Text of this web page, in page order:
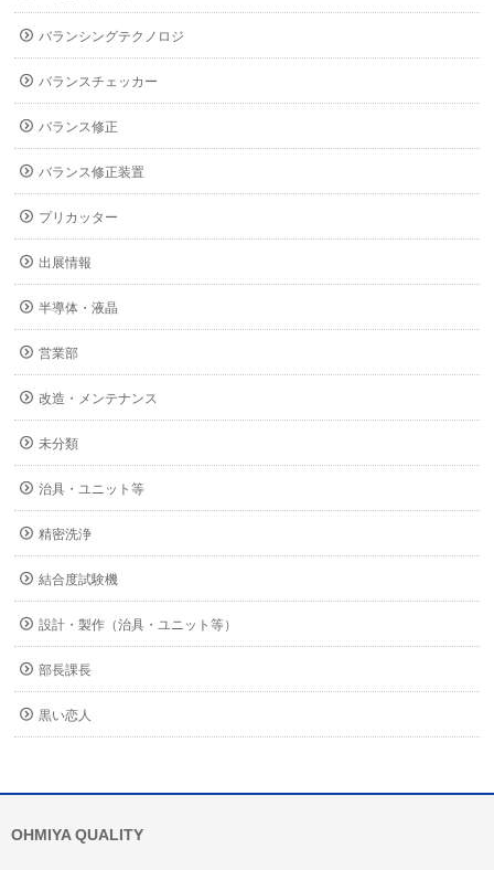
バランシングテクノロジ
バランスチェッカー
バランス修正
バランス修正装置
プリカッター
出展情報
半導体・液晶
営業部
改造・メンテナンス
未分類
治具・ユニット等
精密洗浄
結合度試験機
設計・製作（治具・ユニット等）
部長課長
黒い恋人
OHMIYA QUALITY